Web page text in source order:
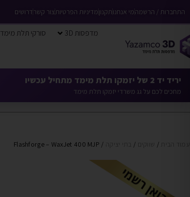
התחברות / הרשמהמי אנחנותקנוןמדיניות הפרטיות צור קשרדרושים
מדפסות 3D סורקי תלת מימד
יריד יד 2 של יזמקו תלת מימד מתחיל עכשיו
מחכים לכם על גג משרדי יזמקו תלת מימד
/
/
/ Flashforge – WaxJet 400 MJP